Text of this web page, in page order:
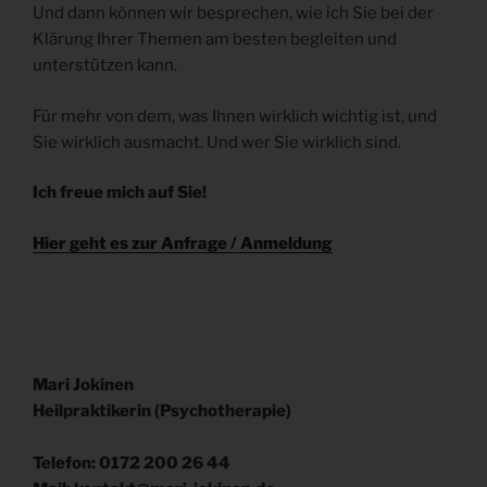
Und dann können wir besprechen, wie ich Sie bei der
Klärung Ihrer Themen am besten begleiten und
unterstützen kann.
Für mehr von dem, was Ihnen wirklich wichtig ist, und
Sie wirklich ausmacht. Und wer Sie wirklich sind.
Ich freue mich auf Sie!
Hier geht es zur Anfrage / Anmeldung
Mari Jokinen
Heilpraktikerin (Psychotherapie)
Telefon: 0172 200 26 44
mehr einer spezifischen betroffenen Person zugeordnet
werden können, sofern diese zusätzlichen Informationen
gesondert aufbewahrt werden und technischen und
organisatorischen Maßnahmen unterliegen, die
zugewiesen werden.
g) Verantwortlicher oder für die Verarbeitung
Verantwortliche beziehungsweise können die bestimmten
Recht der Mitgliedstaaten vorgesehen werden.